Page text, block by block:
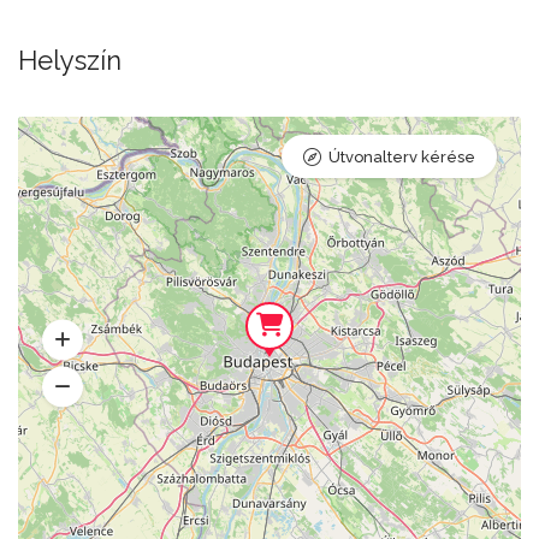
Helyszín
Útvonalterv kérése